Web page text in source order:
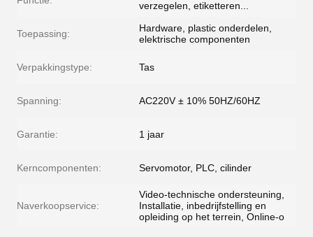
verzegelen, etiketteren...
Toepassing:
Hardware, plastic onderdelen,
elektrische componenten
Verpakkingstype: Tas
Spanning: AC220V ± 10% 50HZ/60HZ
Garantie: 1 jaar
Kerncomponenten: Servomotor, PLC, cilinder
Naverkoopservice:
Video-technische ondersteuning,
Installatie, inbedrijfstelling en
opleiding op het terrein, Online-o